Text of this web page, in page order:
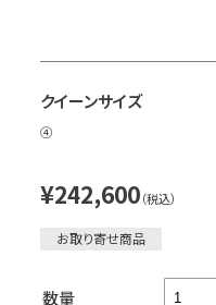
クイーンサイズ
④
¥242,600（税込）
お取り寄せ商品
数量